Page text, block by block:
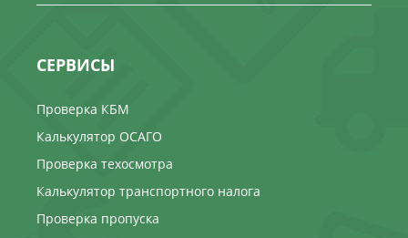
СЕРВИСЫ
Проверка КБМ
Калькулятор ОСАГО
Проверка техосмотра
Калькулятор транспортного налога
Проверка пропуска